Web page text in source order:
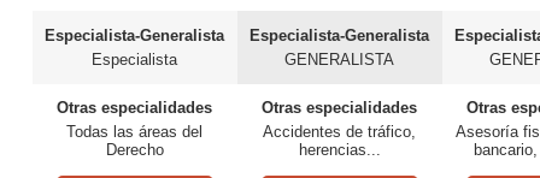
Especialista-Generalista
Especialista
Otras especialidades
Todas las áreas del
Derecho
Especialista-Generalista
GENERALISTA
Otras especialidades
Accidentes de tráfico,
herencias...
Otras
Asesoría